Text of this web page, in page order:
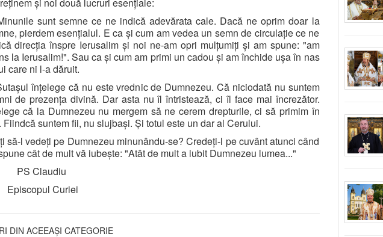
sunt semne ce ne indică adevărata cale. Dacă ne oprim doar la
pierdem esențialul. E ca și cum am vedea un semn de circulație ce ne
direcția înspre Ierusalim și noi ne-am opri mulțumiți și am spune: "am
la Ierusalim!". Sau ca și cum am primi un cadou și am închide ușa în nas
care ni l-a dăruit.
înțelege că nu este vrednic de Dumnezeu. Că niciodată nu suntem
de prezența divină. Dar asta nu îl întristează, ci îl face mai încrezător.
că la Dumnezeu nu mergem să ne cerem drepturile, ci să primim în
Fiindcă suntem fii, nu slujbași. Și totul este un dar al Cerului.
să-l vedeți pe Dumnezeu minunându-se? Credeți-l pe cuvânt atunci când
cât de mult vă iubește: "Atât de mult a iubit Dumnezeu lumea..."
PS Claudiu
Episcopul Curiei
DIN ACEEAȘI CATEGORIE